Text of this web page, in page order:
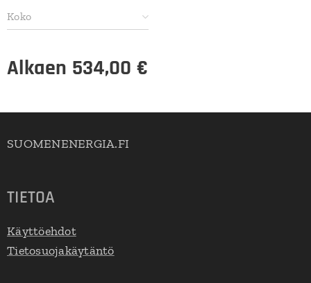
Koko
Alkaen 534,00 €
SUOMENENERGIA.FI
TIETOA
Käyttöehdot
Tietosuojakäytäntö